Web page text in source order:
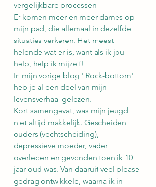
vergelijkbare processen!
Er komen meer en meer dames op
mijn pad, die allemaal in dezelfde
situaties verkeren. Het meest
helende wat er is, want als ik jou
help, help ik mijzelf!
In mijn vorige blog ' Rock-bottom'
heb je al een deel van mijn
levensverhaal gelezen.
Kort samengevat, was mijn jeugd
niet altijd makkelijk. Gescheiden
ouders (vechtscheiding),
depressieve moeder, vader
overleden en gevonden toen ik 10
jaar oud was. Van daaruit veel please
gedrag ontwikkeld, waarna ik in